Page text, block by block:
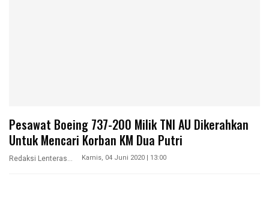
Pesawat Boeing 737-200 Milik TNI AU Dikerahkan
Untuk Mencari Korban KM Dua Putri
Redaksi Lenterasultra Kamis, 04 Juni 2020 | 13:00